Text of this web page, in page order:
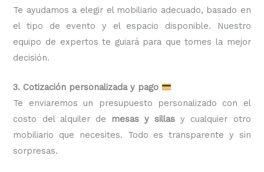
Te ayudamos a elegir el mobiliario adecuado, basado en
el tipo de evento y el espacio disponible. Nuestro
equipo de expertos te guiará para que tomes la mejor
decisión.
3. Cotización personalizada y pago
Te enviaremos un presupuesto personalizado con el
costo del alquiler de
mesas y sillas y cualquier otro
mobiliario que necesites. Todo es transparente y sin
sorpresas.